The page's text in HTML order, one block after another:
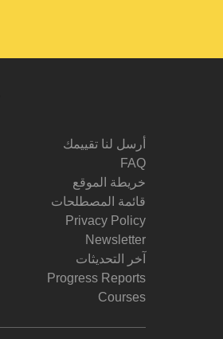
أرسل لنا تقييمك
FAQ
خريطة الموقع
قائمة المصطلحات
Privacy Policy
Newsletter
آخر التحديثات
Progress Reports
Courses